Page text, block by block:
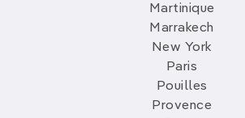
Martinique
Marrakech
New York
Paris
Pouilles
Provence